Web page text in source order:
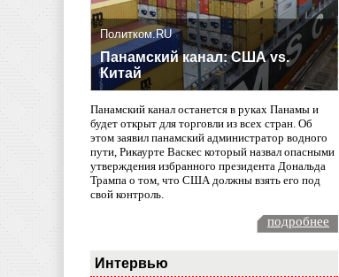
Политком.RU
Панамский канал: США vs.
Китай
Панамский канал останется в руках Панамы и
будет открыт для торговли из всех стран. Об
этом заявил панамский администратор водного
пути, Рикаурте Васкес который назвал опасными
утверждения избранного президента Дональда
Трампа о том, что США должны взять его под
свой контроль.
подробнее
Интервью